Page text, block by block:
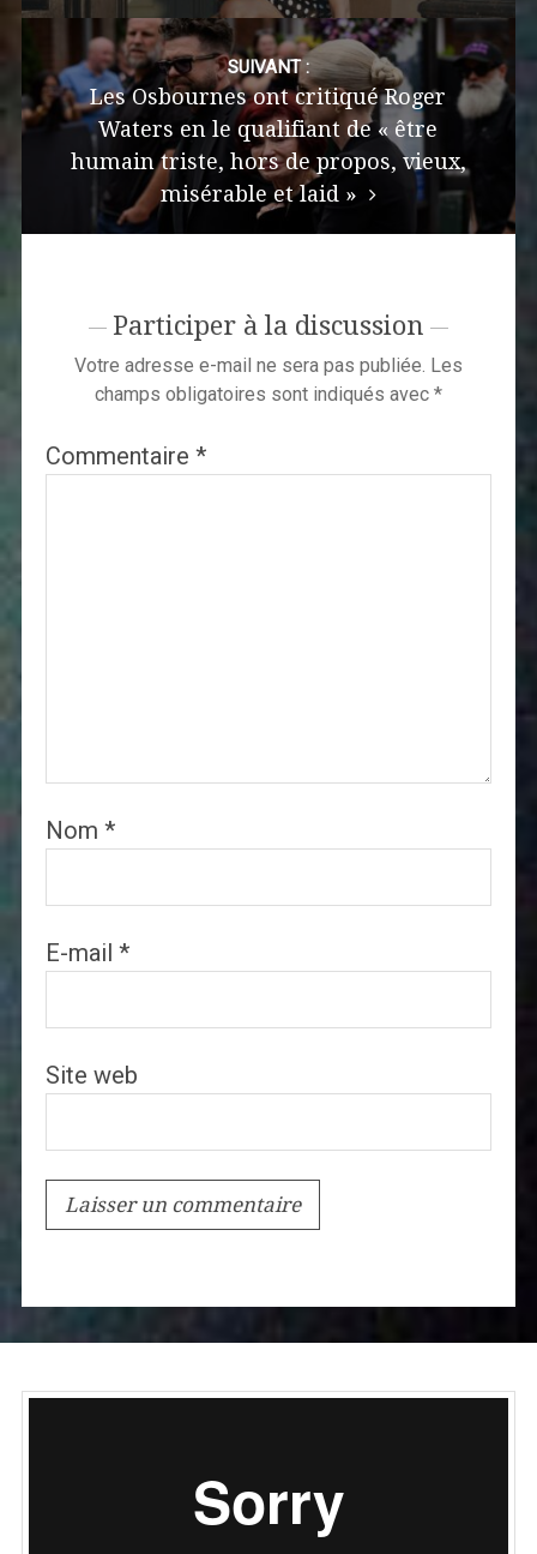
SUIVANT :
Les Osbournes ont critiqué Roger
Waters en le qualifiant de « être
humain triste, hors de propos, vieux,
misérable et laid »
Participer à la discussion
Votre adresse e-mail ne sera pas publiée. Les
champs obligatoires sont indiqués avec *
Commentaire *
Nom *
E-mail *
Site web